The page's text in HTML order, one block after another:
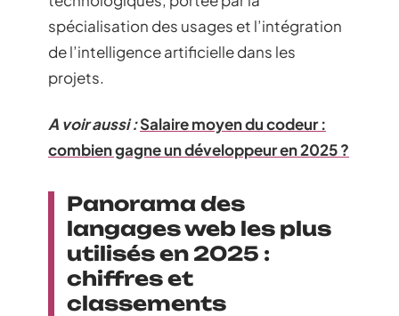
spécialisation des usages et l’intégration
de l’intelligence artificielle dans les
projets.
A voir aussi :Salaire moyen du codeur :
combien gagne un développeur en 2025 ?
Panorama des
langages web les plus
utilisés en 2025 :
chiffres et
classements